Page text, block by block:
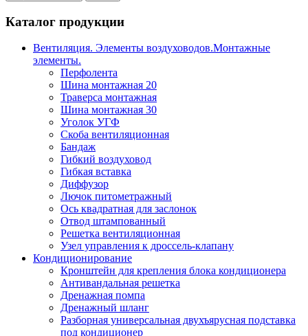
Каталог продукции
Вентиляция. Элементы воздуховодов.Монтажные
элементы.
Перфолента
Шина монтажная 20
Траверса монтажная
Шина монтажная 30
Уголок УГФ
Скоба вентиляционная
Бандаж
Гибкий воздуховод
Гибкая вставка
Диффузор
Лючок питометражный
Ось квадратная для заслонок
Отвод штампованный
Решетка вентиляционная
Узел управления к дроссель-клапану
Кондиционирование
Кронштейн для крепления блока кондиционера
Антивандальная решетка
Дренажная помпа
Дренажный шланг
Разборная универсальная двухъярусная подставка
под кондиционер